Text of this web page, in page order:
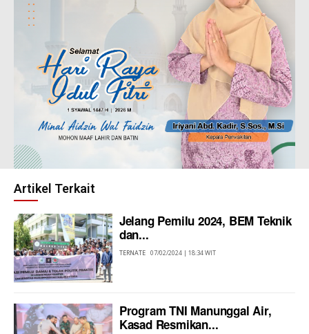
Artikel Terkait
Jelang Pemilu 2024, BEM Teknik
dan...
TERNATE 07/02/2024 | 18:34 WIT
Program TNI Manunggal Air,
Kasad Resmikan...